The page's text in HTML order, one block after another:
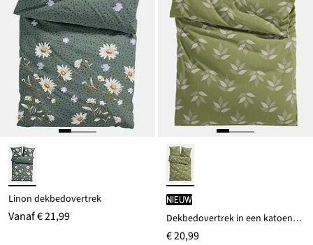
Linon dekbedovertrek
Vanaf€ 21,99
Nieuw
Dekbedovertrek in een katoenmix
€ 20,99